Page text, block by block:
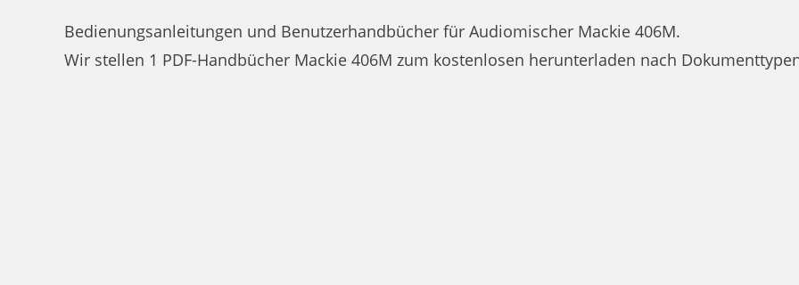
Bedienungsanleitungen und Benutzerhandbücher für Audiomischer Mackie 406M.
Wir stellen 1 PDF-Handbücher Mackie 406M zum kostenlosen herunterladen nach